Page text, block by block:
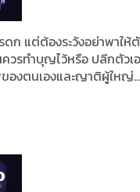
ดก แต่ต้องระวังอย่าพาให้
วรทำบุญไว้หรือ ปลีกตัวเ
องตนเองและญาติผู้ใหญ่...